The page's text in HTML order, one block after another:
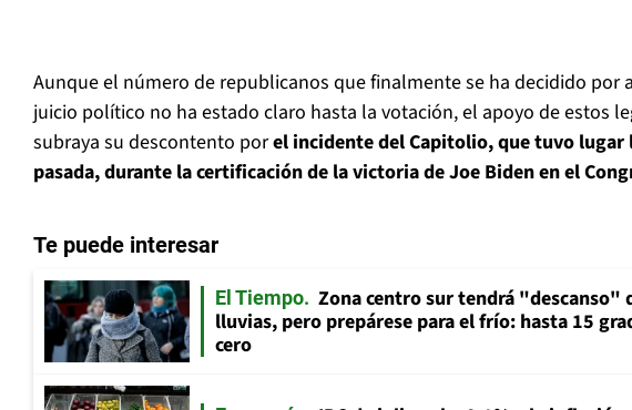
Aunque el número de republicanos que finalmente se ha decidido por
juicio político no ha estado claro hasta la votación, el apoyo de estos
subraya su descontento porel incidente del Capitolio, que tuvo lugar
pasada, durante la certificación de la victoria de Joe Biden en el
Te puede interesar
El Tiempo
Zona centro sur tendrá "descanso"
lluvias, pero prepárese para el frío: hasta 15
cero